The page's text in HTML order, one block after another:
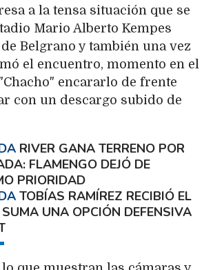
a la tensa situación que se
Mario Alberto Kempes
Belgrano y también una vez
el encuentro, momento en el
encararlo de frente
con un descargo subido de
RIVER GANA TERRENO POR
FLAMENGO DEJÓ DE
PRIORIDAD
TOBÍAS RAMÍREZ RECIBIÓ EL
UNA OPCIÓN DEFENSIVA